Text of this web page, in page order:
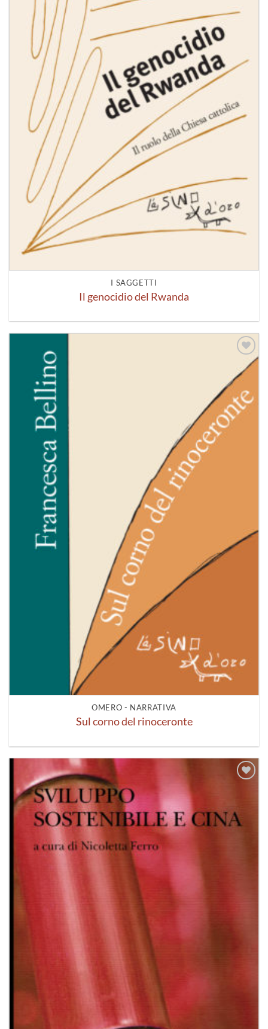
I SAGGETTI
Il genocidio del Rwanda
Aggiungi
alla lista
dei
desideri
OMERO - NARRATIVA
Sul corno del rinoceronte
desideri